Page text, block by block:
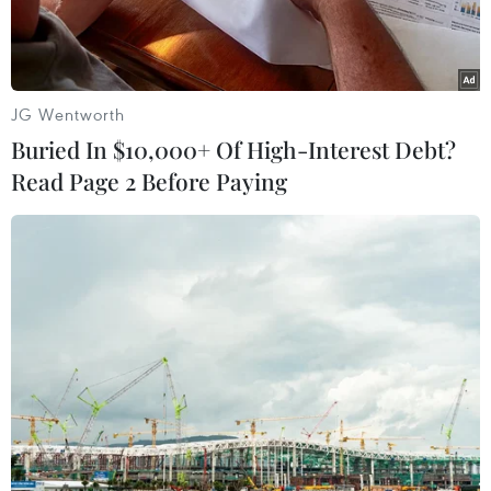
Nhân viên y tế điều trị cho bệnh nhân COVID-19 tại bệnh viện ở
Munich, Đức. (Ảnh: AFP/TTXVN)
Theo số liệu của Viện Robert Koch (RKI), trong
24 giờ qua, nước Đức ghi nhận thêm 81.417 ca
mắc mới COVID-19, mức cao kỷ lục kể từ đầu
JG Wentworth
Buried In $10,000+ Of High-Interest Debt?
Read Page 2 Before Paying